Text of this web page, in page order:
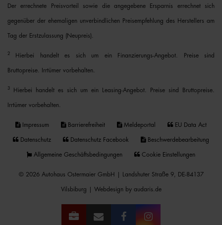
Der errechnete Preisvorteil sowie die angegebene Ersparnis errechnet sich
gegenüber der ehemaligen unverbindlichen Preisempfehlung des Herstellers am
Tag der Erstzulassung (Neupreis).
2 Hierbei handelt es sich um ein Finanzierungs-Angebot. Preise sind
Bruttopreise. Irrtümer vorbehalten.
3 Hierbei handelt es sich um ein Leasing-Angebot. Preise sind Bruttopreise.
Irrtümer vorbehalten.
Impressum Barrierefreiheit Meldeportal EU Data Act
Datenschutz Datenschutz Facebook Beschwerdebearbeitung
Allgemeine Geschäftsbedingungen Cookie Einstellungen
© 2026 Autohaus Ostermaier GmbH | Landshuter Straße 9, DE-84137
Vilsbiburg | Webdesign by audaris.de